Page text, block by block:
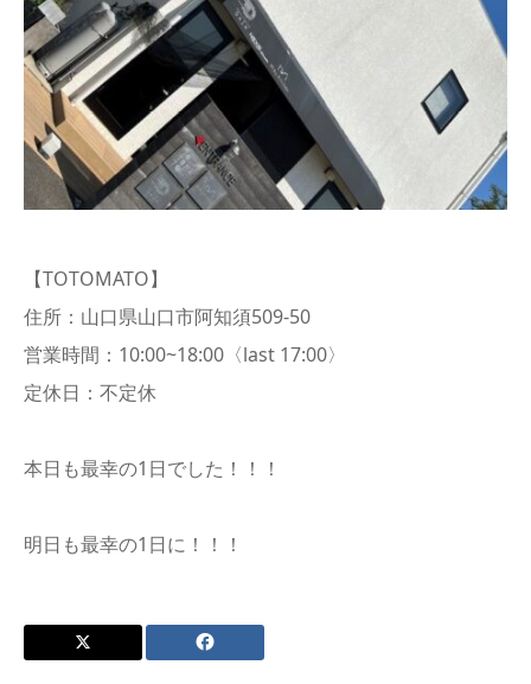
【TOTOMATO】
住所：山口県山口市阿知須509-50
営業時間：10:00~18:00〈last 17:00〉
定休日：不定休
本日も最幸の1日でした！！！
明日も最幸の1日に！！！